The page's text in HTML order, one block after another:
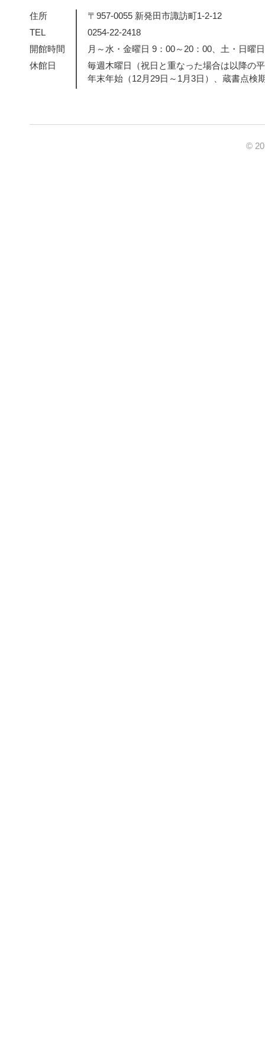
住所
〒957-0055 新発田市諏訪町1-2-12
TEL
0254-22-2418
開館時間
月～水・金曜日 9：00～20：00、土・日曜
休館日
毎週木曜日（祝日と重なった場合は以降の
年末年始（12月29日～1月3日）、蔵書点検
©